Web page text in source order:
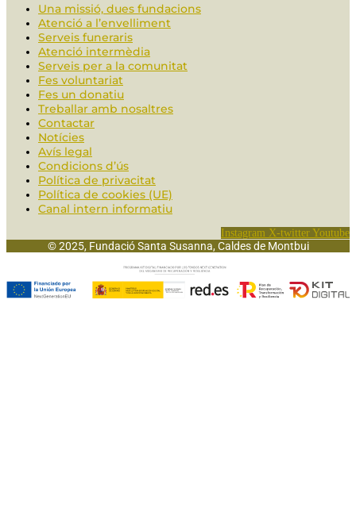
Una missió, dues fundacions
Atenció a l’envelliment
Serveis funeraris
Atenció intermèdia
Serveis per a la comunitat
Fes voluntariat
Fes un donatiu
Treballar amb nosaltres
Contactar
Notícies
Avís legal
Condicions d’ús
Política de privacitat
Política de cookies (UE)
Canal intern informatiu
Instagram X-twitter Youtube
© 2025, Fundació Santa Susanna, Caldes de Montbui